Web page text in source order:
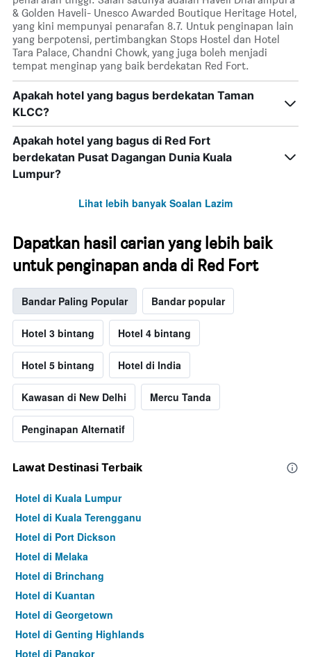
& Golden Haveli- Unesco Awarded Boutique Heritage Hotel,
yang kini mempunyai penarafan 8.7. Untuk penginapan lain
yang berpotensi, pertimbangkan Stops Hostel dan Hotel
Tara Palace, Chandni Chowk, yang juga boleh menjadi
tempat menginap yang baik berdekatan Red Fort.
Apakah hotel yang bagus berdekatan Taman
KLCC?
Apakah hotel yang bagus di Red Fort
berdekatan Pusat Dagangan Dunia Kuala
Lumpur?
Lihat lebih banyak Soalan Lazim
Dapatkan hasil carian yang lebih baik
untuk penginapan anda di Red Fort
Bandar Paling Popular Bandar popular
Hotel 3 bintang Hotel 4 bintang
Hotel 5 bintang Hotel di India
Kawasan di New Delhi Mercu Tanda
Penginapan Alternatif
Lawat Destinasi Terbaik
Hotel di Kuala Lumpur
Hotel di Kuala Terengganu
Hotel di Port Dickson
Hotel di Melaka
Hotel di Brinchang
Hotel di Kuantan
Hotel di Georgetown
Hotel di Genting Highlands
Hotel di Pangkor